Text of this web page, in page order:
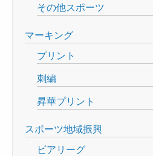
その他スポーツ
マーキング
プリント
刺繍
昇華プリント
スポーツ地域振興
ビアリーグ